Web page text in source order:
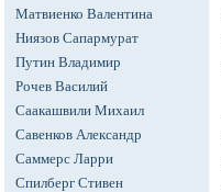
Матвиенко Валентина
Ниязов Сапармурат
Путин Владимир
Рочев Василий
Саакашвили Михаил
Савенков Александр
Саммерс Ларри
Спилберг Стивен